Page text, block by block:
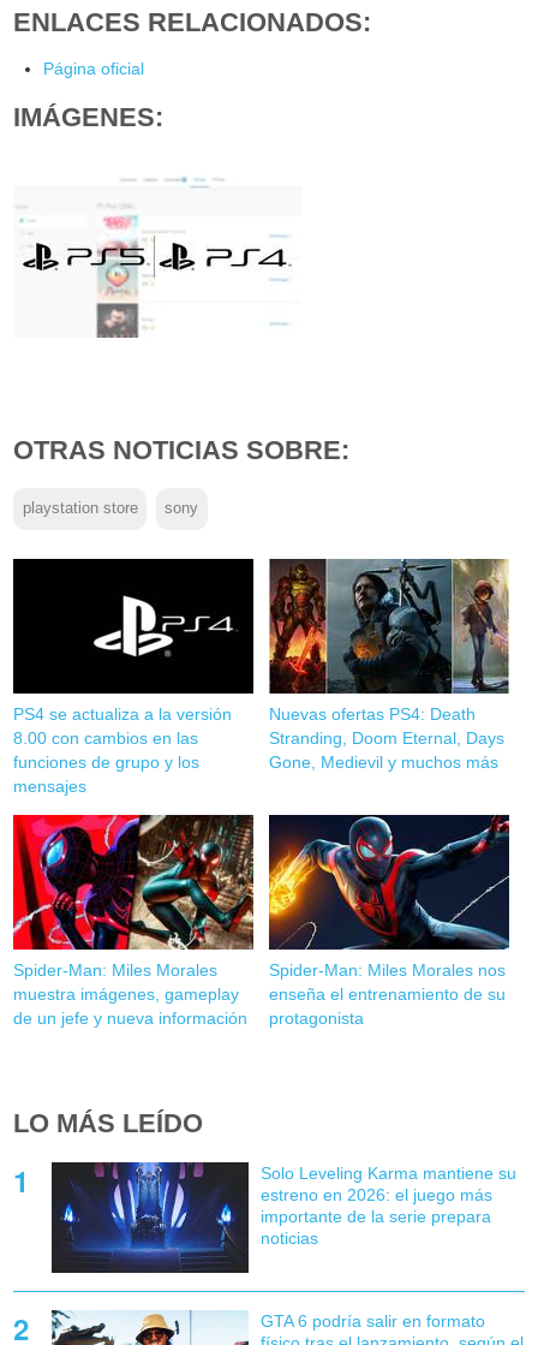
ENLACES RELACIONADOS:
Página oficial
IMÁGENES:
OTRAS NOTICIAS SOBRE:
playstation store sony
PS4 se actualiza a la versión
8.00 con cambios en las
funciones de grupo y los
mensajes
Nuevas ofertas PS4: Death
Stranding, Doom Eternal, Days
Gone, Medievil y muchos más
Spider-Man: Miles Morales
muestra imágenes, gameplay
de un jefe y nueva información
Spider-Man: Miles Morales nos
enseña el entrenamiento de su
protagonista
LO MÁS LEÍDO
Solo Leveling Karma mantiene su
estreno en 2026: el juego más
importante de la serie prepara
noticias
GTA 6 podría salir en formato